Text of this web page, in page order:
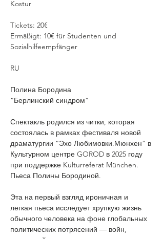
Kostur
Tickets: 20€
Ermäßigt: 10€ für Studenten und
Sozialhilfeempfänger
RU
Полина Бородина
“Берлинский синдром”
Спектакль родился из читки, которая
состоялась в рамках фестиваля новой
драматургии “Эхо Любимовки.Мюнхен” в
Культурном центре GOROD в 2025 году
при поддержке Kulturreferat München.
Пьеса Полины Бородиной.
Эта на первый взгляд ироничная и
легкая пьеса исследует хрупкую жизнь
обычного человека на фоне глобальных
политических потрясений — войн,